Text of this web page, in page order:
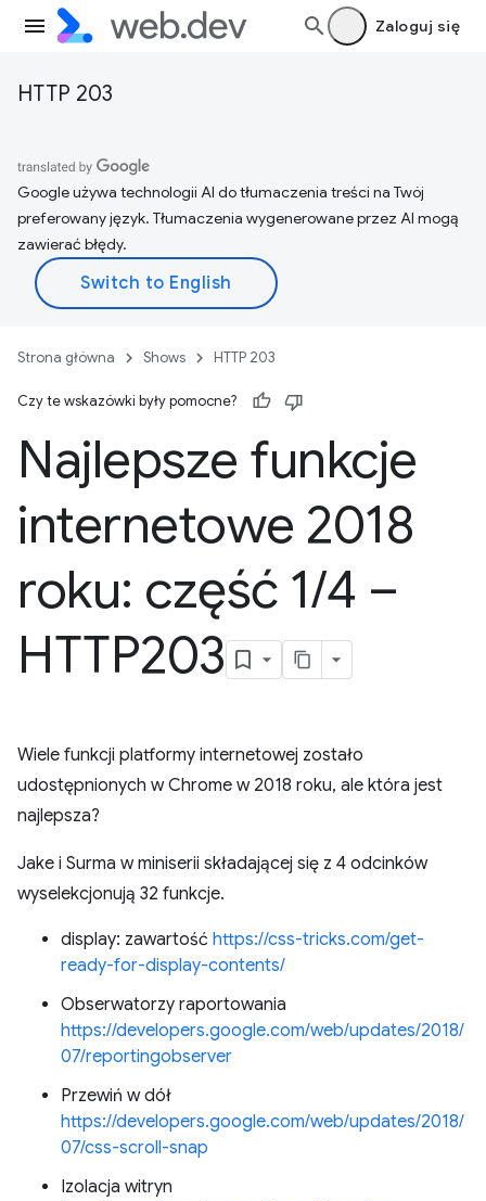
Zaloguj się
HTTP 203
Google używa technologii AI do tłumaczenia treści na Twój
preferowany język. Tłumaczenia wygenerowane przez AI mogą
zawierać błędy.
Strona główna Shows HTTP 203
Czy te wskazówki były pomocne?
Najlepsze funkcje
internetowe 2018
roku: część 1/4 –
HTTP203
Wiele funkcji platformy internetowej zostało
udostępnionych w Chrome w 2018 roku, ale która jest
najlepsza?
Jake i Surma w miniserii składającej się z 4 odcinków
wyselekcjonują 32 funkcje.
display: zawartość https://css-tricks.com/get-
ready-for-display-contents/
Obserwatorzy raportowania
https://developers.google.com/web/updates/2018/
07/reportingobserver
Przewiń w dół
https://developers.google.com/web/updates/2018/
07/css-scroll-snap
Izolacja witryn